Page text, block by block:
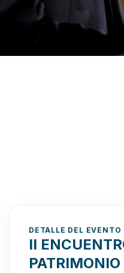
DETALLE DEL EVENTO
II